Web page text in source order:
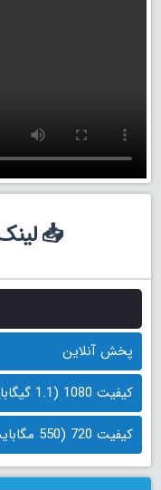
📥
پخش آنلاین
کیفیت 1080 (1.1 گیگابایت)
کیفیت 720 (550 مگابایت)